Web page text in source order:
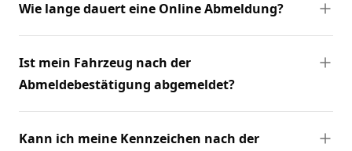
Wie lange dauert eine Online Abmeldung?
Ist mein Fahrzeug nach der
Abmeldebestätigung abgemeldet?
Kann ich meine Kennzeichen nach der